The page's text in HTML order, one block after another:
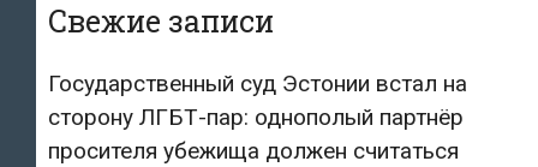
Свежие записи
Государственный суд Эстонии встал на
сторону ЛГБТ-пар: однополый партнёр
просителя убежища должен считаться